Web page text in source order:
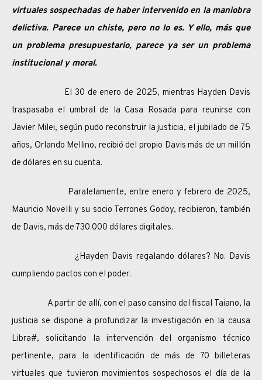
virtuales sospechadas de haber intervenido en la maniobra
delictiva. Parece un chiste, pero no lo es. Y ello, más que
un problema presupuestario, parece ya ser un problema
institucional y moral.
El 30 de enero de 2025, mientras Hayden Davis
traspasaba el umbral de la Casa Rosada para reunirse con
Javier Milei, según pudo reconstruir la justicia, el jubilado de 75
años, Orlando Mellino, recibió del propio Davis más de un millón
de dólares en su cuenta.
Paralelamente, entre enero y febrero de 2025,
Mauricio Novelli y su socio Terrones Godoy, recibieron, también
de Davis, más de 730.000 dólares digitales.
¿Hayden Davis regalando dólares? No. Davis
cumpliendo pactos con el poder.
A partir de allí, con el paso cansino del fiscal Taiano, la
justicia se dispone a profundizar la investigación en la causa
Libra#, solicitando la intervención del organismo técnico
pertinente, para la identificación de más de 70 billeteras
virtuales que tuvieron movimientos sospechosos el día de la